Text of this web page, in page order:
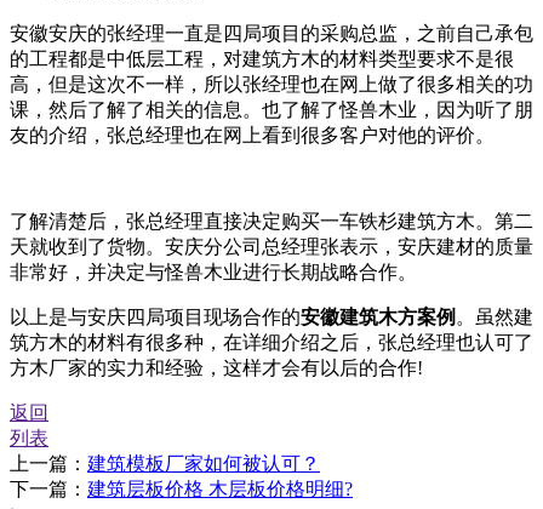
安徽安庆的张经理一直是四局项目的采购总监，之前自己承包
的工程都是中低层工程，对建筑方木的材料类型要求不是很
高，但是这次不一样，所以张经理也在网上做了很多相关的功
课，然后了解了相关的信息。也了解了怪兽木业，因为听了朋
友的介绍，张总经理也在网上看到很多客户对他的评价。
了解清楚后，张总经理直接决定购买一车铁杉建筑方木。第二
天就收到了货物。安庆分公司总经理张表示，安庆建材的质量
非常好，并决定与怪兽木业进行长期战略合作。
以上是与安庆四局项目现场合作的安徽建筑木方案例 。虽然建
筑方木的材料有很多种，在详细介绍之后，张总经理也认可了
方木厂家的实力和经验，这样才会有以后的合作!
返回
列表
上一篇： 建筑模板厂家如何被认可？
下一篇： 建筑层板价格 木层板价格明细?